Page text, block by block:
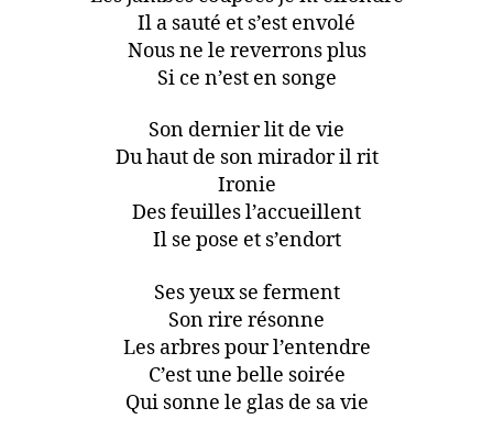
Il a sauté et s’est envolé
Nous ne le reverrons plus
Si ce n’est en songe
Son dernier lit de vie
Du haut de son mirador il rit
Ironie
Des feuilles l’accueillent
Il se pose et s’endort
Ses yeux se ferment
Son rire résonne
Les arbres pour l’entendre
C’est une belle soirée
Qui sonne le glas de sa vie